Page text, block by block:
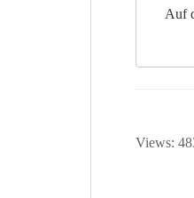
Auf
Views: